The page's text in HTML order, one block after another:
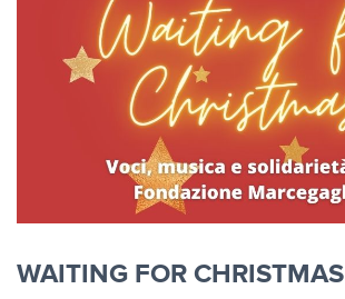
WAITING FOR CHRISTMAS